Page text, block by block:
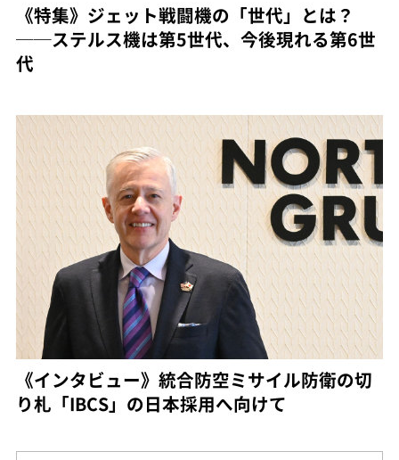
《特集》ジェット戦闘機の「世代」とは？
──ステルス機は第5世代、今後現れる第6世
代
《インタビュー》統合防空ミサイル防衛の切
り札「IBCS」の日本採用へ向けて